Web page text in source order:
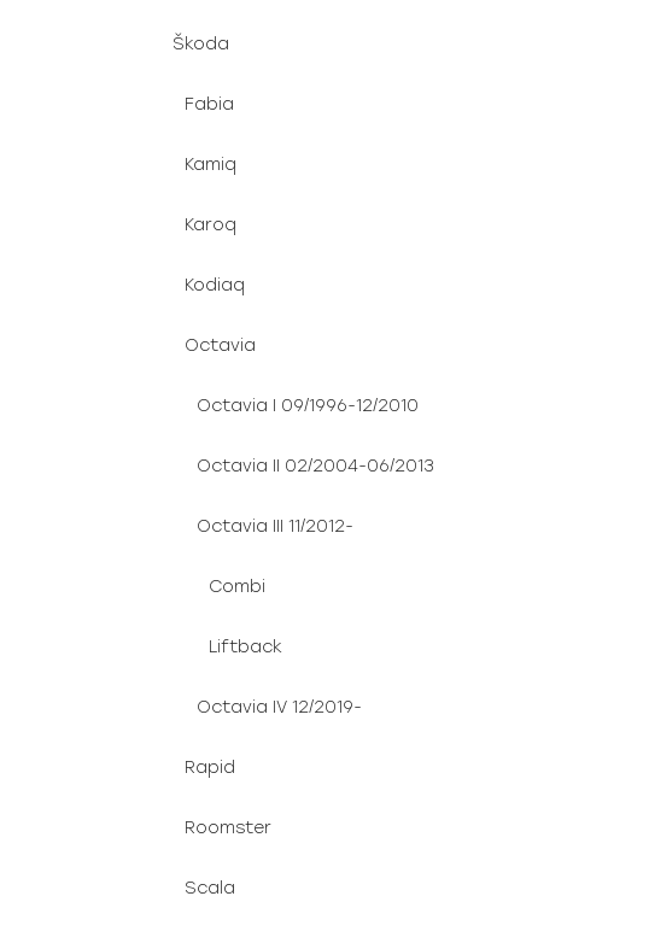
Škoda
Fabia
Kamiq
Karoq
Kodiaq
Octavia
Octavia I 09/1996-12/2010
Octavia II 02/2004-06/2013
Octavia III 11/2012-
Combi
Liftback
Octavia IV 12/2019-
Rapid
Roomster
Scala